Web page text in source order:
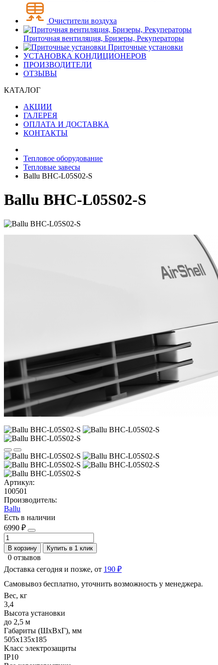
Очистители воздуха
Приточная вентиляция, Бризеры, Рекуператоры
Приточные установки
УСТАНОВКА КОНДИЦИОНЕРОВ
ПРОИЗВОДИТЕЛИ
ОТЗЫВЫ
КАТАЛОГ
АКЦИИ
ГАЛЕРЕЯ
ОПЛАТА И ДОСТАВКА
КОНТАКТЫ
Тепловое оборудование
Тепловые завесы
Ballu BHC-L05S02-S
Ballu BHC-L05S02-S
Артикул:
100501
Производитель:
Ballu
Есть в наличии
6990 ₽
В корзину Купить в 1 клик
0 отзывов
Доставка сегодня и позже, от 190 ₽
Самовывоз бесплатно, уточнить возможность у менеджера.
Вес, кг
3,4
Высота установки
до 2,5 м
Габариты (ШхВхГ), мм
505x135x185
Класс электрозащиты
IP10